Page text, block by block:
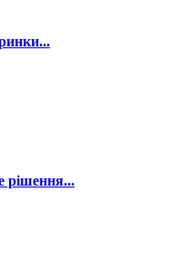
рішення...